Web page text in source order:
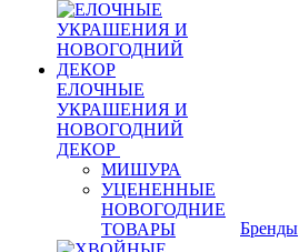
ЕЛОЧНЫЕ
УКРАШЕНИЯ И
НОВОГОДНИЙ
ДЕКОР
МИШУРА
УЦЕНЕННЫЕ
НОВОГОДНИЕ
ТОВАРЫ
Бренды